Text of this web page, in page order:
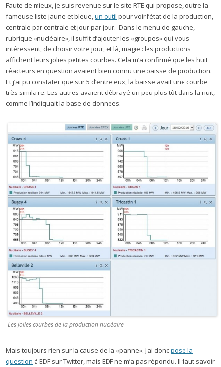
Faute de mieux, je suis revenue sur le site RTE qui propose, outre la
fameuse liste jaune et bleue,un outil pour voir l’état de la production,
centrale par centrale et jour par jour. Dans le menu de gauche,
rubrique «nucléaire», il suffit d’ajouter les «groupes» qui vous
intéressent, de choisir votre jour, et là, magie : les productions
affichent leurs jolies petites courbes. Cela m’a confirmé que les huit
réacteurs en question avaient bien connu une baisse de production.
Et j’ai pu constater que sur 5 d’entre eux, la baisse avait une courbe
très similaire. Les autres avaient débrayé un peu plus tôt dans la nuit,
comme l’indiquait la base de données.
Les jolies courbes de la production nucléaire
Mais toujours rien sur la cause de la «panne». J’ai doncposé la
question à EDF sur Twitter, mais EDF ne m’a pas répondu. Il faut savoir